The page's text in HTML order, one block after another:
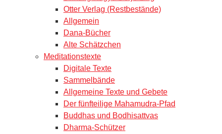
Otter Verlag (Restbestände)
Allgemein
Dana-Bücher
Alte Schätzchen
Meditationstexte
Digitale Texte
Sammelbände
Allgemeine Texte und Gebete
Der fünfteilige Mahamudra-Pfad
Buddhas und Bodhisattvas
Dharma-Schützer